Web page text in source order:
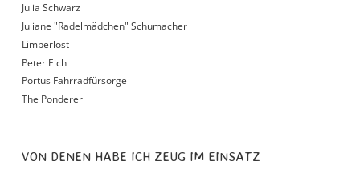
Julia Schwarz
Juliane "Radelmädchen" Schumacher
Limberlost
Peter Eich
Portus Fahrradfürsorge
The Ponderer
VON DENEN HABE ICH ZEUG IM EINSATZ